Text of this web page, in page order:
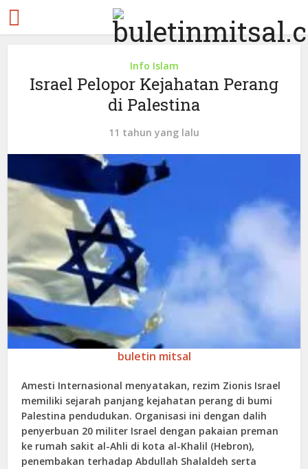
Info Islam
Israel Pelopor Kejahatan Perang
di Palestina
11 tahun yang lalu
buletin mitsal
Amesti Internasional menyatakan, rezim Zionis Israel
memiliki sejarah panjang kejahatan perang di bumi
Palestina pendudukan. Organisasi ini dengan dalih
penyerbuan 20 militer Israel dengan pakaian preman
ke rumah sakit al-Ahli di kota al-Khalil (Hebron),
penembakan terhadap Abdullah Shalaldeh serta